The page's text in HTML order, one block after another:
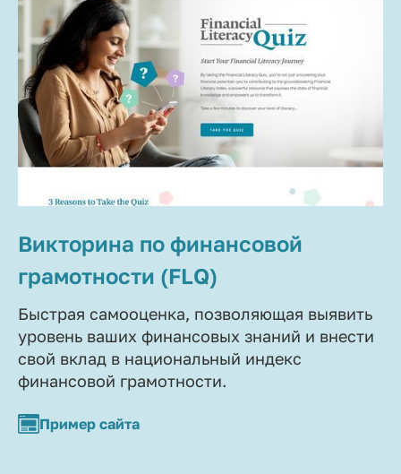
Викторина по финансовой
грамотности (FLQ)
Быстрая самооценка, позволяющая выявить
уровень ваших финансовых знаний и внести
свой вклад в национальный индекс
финансовой грамотности.
Пример сайта